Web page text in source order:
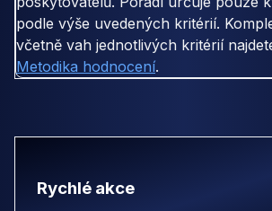
podle výše uvedených kritérií.
včetně vah jednotlivých kritérií
Metodika hodnocení.
Rychlé akce